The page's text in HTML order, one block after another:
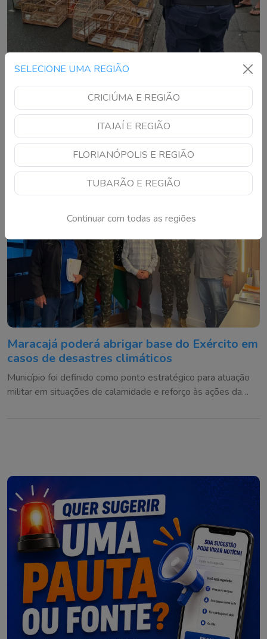
SELECIONE UMA REGIÃO
CRICIÚMA E REGIÃO
ITAJAÍ E REGIÃO
FLORIANÓPOLIS E REGIÃO
TUBARÃO E REGIÃO
Continuar com todas as regiões
Oito aves silvestres são resgatadas de
cativeiro em Balneário Camboriú
Animais estavam sem autorização ambiental e foram
encaminhados ao Complexo Ambiental Cyro Gevaerd
Maracajá poderá abrigar base do Exército em
casos de desastres climáticos
Município foi definido como ponto estratégico para atuação
militar em situações de calamidade e reforço às ações da